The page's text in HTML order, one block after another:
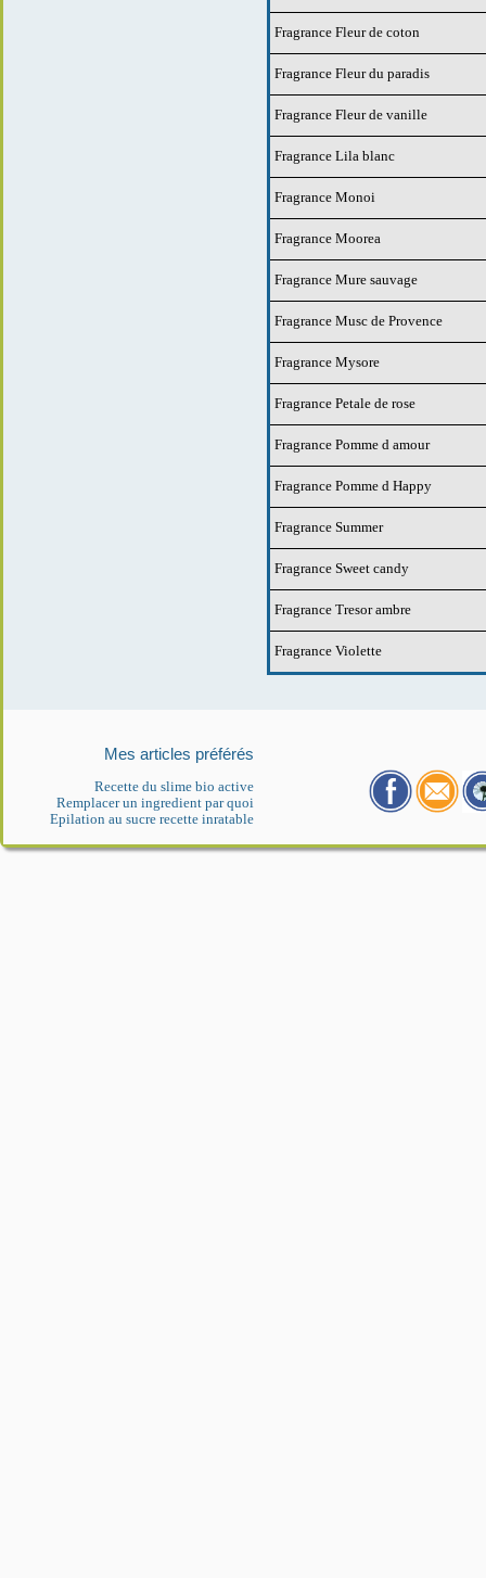
Fragrance Fleur de coton
Fragrance Fleur du paradis
Fragrance Fleur de vanille
Fragrance Lila blanc
Fragrance Monoi
Fragrance Moorea
Fragrance Mure sauvage
Fragrance Musc de Provence
Fragrance Mysore
Fragrance Petale de rose
Fragrance Pomme d amour
Fragrance Pomme d Happy
Fragrance Summer
Fragrance Sweet candy
Fragrance Tresor ambre
Fragrance Violette
Mes articles préférés
Recette du slime bio active
Remplacer un ingredient par quoi
Epilation au sucre recette inratable